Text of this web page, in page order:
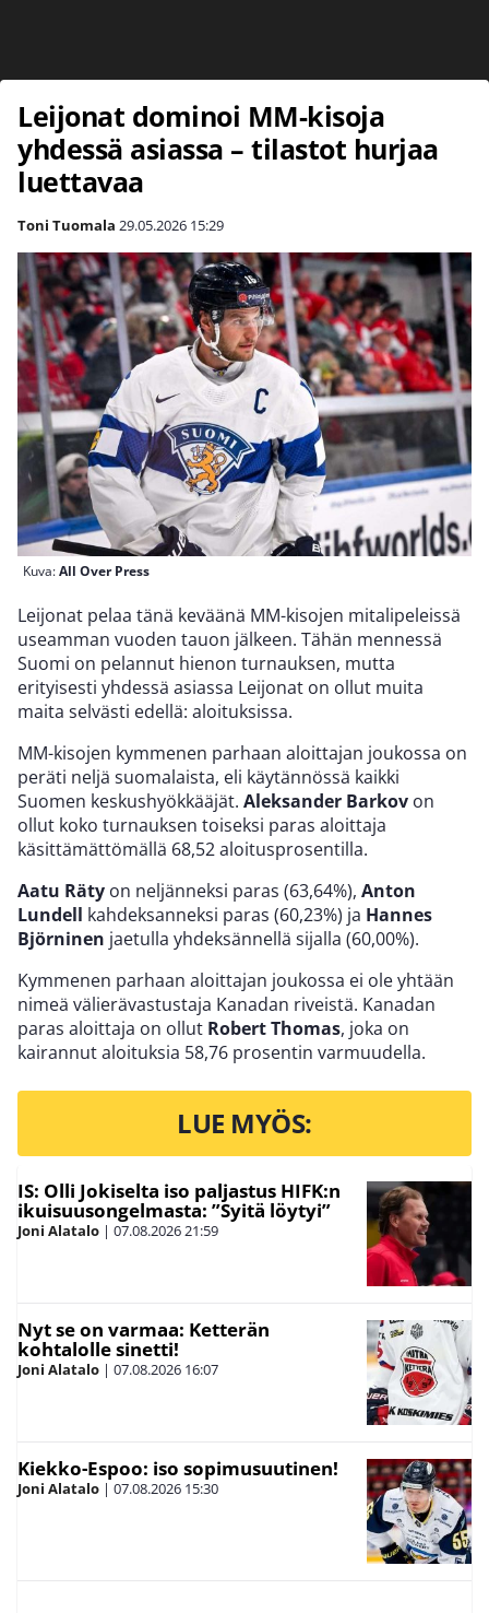
Leijonat dominoi MM-kisoja
yhdessä asiassa – tilastot hurjaa
luettavaa
Toni Tuomala 29.05.2026 15:29
Kuva:All Over Press
Leijonat pelaa tänä keväänä MM-kisojen mitalipeleissä
useamman vuoden tauon jälkeen. Tähän mennessä
Suomi on pelannut hienon turnauksen, mutta
erityisesti yhdessä asiassa Leijonat on ollut muita
maita selvästi edellä: aloituksissa.
MM-kisojen kymmenen parhaan aloittajan joukossa on
peräti neljä suomalaista, eli käytännössä kaikki
Suomen keskushyökkääjät. Aleksander Barkov on
ollut koko turnauksen toiseksi paras aloittaja
käsittämättömällä 68,52 aloitusprosentilla.
Aatu Räty on neljänneksi paras (63,64%), Anton
Lundell kahdeksanneksi paras (60,23%) ja Hannes
Björninen jaetulla yhdeksännellä sijalla (60,00%).
Kymmenen parhaan aloittajan joukossa ei ole yhtään
nimeä välierävastustaja Kanadan riveistä. Kanadan
paras aloittaja on ollut Robert Thomas, joka on
kairannut aloituksia 58,76 prosentin varmuudella.
LUE MYÖS:
IS: Olli Jokiselta iso paljastus HIFK:n
ikuisuusongelmasta: ”Syitä löytyi”
Joni Alatalo | 07.08.202621:59
Nyt se on varmaa: Ketterän
kohtalolle sinetti!
Joni Alatalo | 07.08.2026 16:07
Kiekko-Espoo: iso sopimusuutinen!
Joni Alatalo | 07.08.2026 15:30